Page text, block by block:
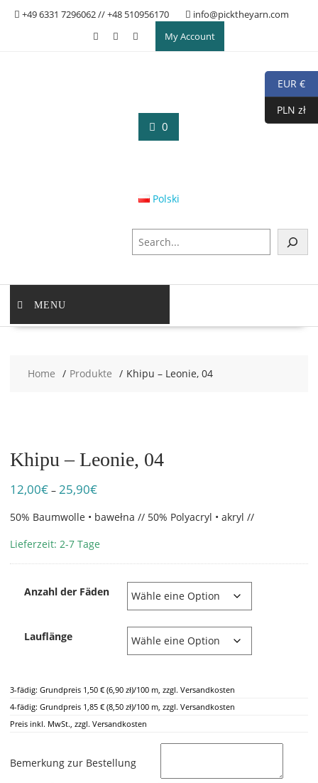
+49 6331 7296062 // +48 510956170
info@picktheyarn.com
My Account
0
Polski
u
h
MENU
Home Produkte Khipu – Leonie, 04
Khipu – Leonie, 04
12,00€ – 25,90€Preisspanne:
bis
50% Baumwolle • bawełna // 50% Polyacryl • akryl //
Lieferzeit: 2-7 Tage
Anzahl der Fäden
Lauflänge
3-fädig: Grundpreis 1,50 € (6,90 zł)/100 m, zzgl. Versandkosten
4-fädig: Grundpreis 1,85 € (8,50 zł)/100 m, zzgl. Versandkosten
Preis inkl. MwSt., zzgl. Versandkosten
Bemerkung zur Bestellung
EUR €
PLN zł